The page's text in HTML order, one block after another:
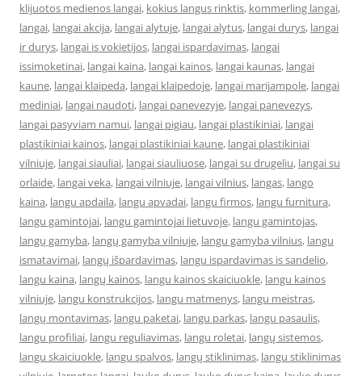
klijuotos medienos langai, kokius langus rinktis, kommerling langai,
langai, langai akcija, langai alytuje, langai alytus, langai durys, langai
ir durys, langai is vokietijos, langai ispardavimas, langai
issimoketinai, langai kaina, langai kainos, langai kaunas, langai
kaune, langai klaipeda, langai klaipedoje, langai marijampole, langai
mediniai, langai naudoti, langai panevezyje, langai panevezys,
langai pasyviam namui, langai pigiau, langai plastikiniai, langai
plastikiniai kainos, langai plastikiniai kaune, langai plastikiniai
vilniuje, langai siauliai, langai siauliuose, langai su drugeliu, langai su
orlaide, langai veka, langai vilniuje, langai vilnius, langas, lango
kaina, langu apdaila, langu apvadai, langu firmos, langu furnitura,
langu gamintojai, langu gamintojai lietuvoje, langu gamintojas,
langų gamyba, langų gamyba vilniuje, langu gamyba vilnius, langu
ismatavimai, langų išpardavimas, langu ispardavimas is sandelio,
langu kaina, langų kainos, langu kainos skaiciuokle, langu kainos
vilniuje, langu konstrukcijos, langu matmenys, langu meistras,
langų montavimas, langu paketai, langu parkas, langu pasaulis,
langu profiliai, langu reguliavimas, langu roletai, langų sistemos,
langu skaiciuokle, langu spalvos, langų stiklinimas, langu stiklinimas